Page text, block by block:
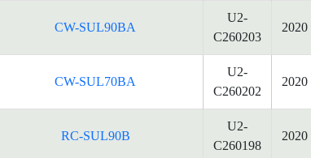
CW-SUL90BA
U2-
C260203
2020
CW-SUL70BA
U2-
C260202
2020
RC-SUL90B
U2-
C260198
2020